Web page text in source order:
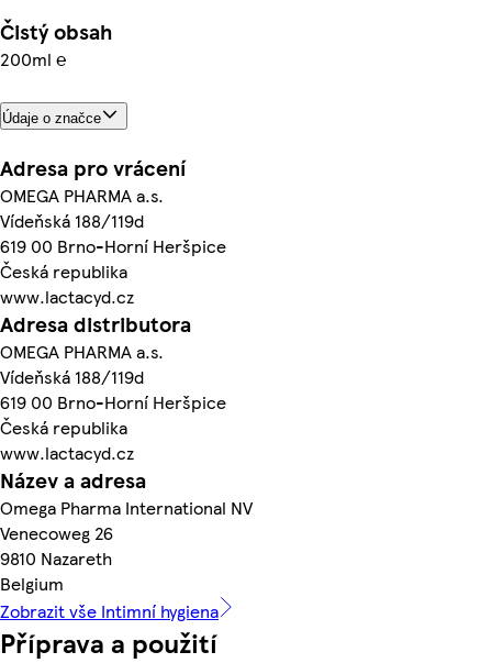
Čistý obsah
200ml ℮
Údaje o značce
Adresa pro vrácení
OMEGA PHARMA a.s.
Vídeňská 188/119d
619 00 Brno-Horní Heršpice
Česká republika
www.lactacyd.cz
Adresa distributora
OMEGA PHARMA a.s.
Vídeňská 188/119d
619 00 Brno-Horní Heršpice
Česká republika
www.lactacyd.cz
Název a adresa
Omega Pharma International NV
Venecoweg 26
9810 Nazareth
Belgium
Zobrazit vše Intimní hygiena
Příprava a použití